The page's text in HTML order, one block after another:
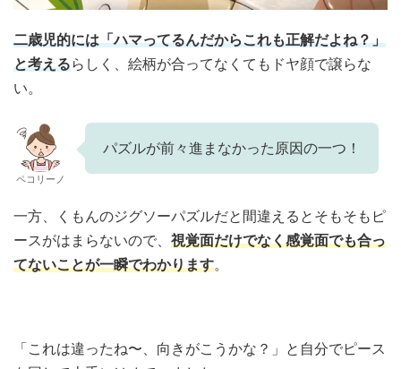
二歳児的には「ハマってるんだからこれも正解だよね？」
と考えるらしく、絵柄が合ってなくてもドヤ顔で譲らな
い。
ペコリーノ
パズルが前々進まなかった原因の一つ！
一方、くもんのジグソーパズルだと間違えるとそもそもピ
ースがはまらないので、 視覚面だけでなく感覚面でも合っ
てないことが一瞬でわかります。
「これは違ったね〜、向きがこうかな？」と自分でピース